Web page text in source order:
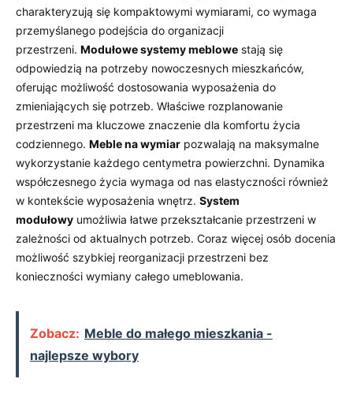
charakteryzują się kompaktowymi wymiarami, co wymaga
przemyślanego podejścia do organizacji
przestrzeni. Modułowe systemy meblowe stają się
odpowiedzią na potrzeby nowoczesnych mieszkańców,
oferując możliwość dostosowania wyposażenia do
zmieniających się potrzeb. Właściwe rozplanowanie
przestrzeni ma kluczowe znaczenie dla komfortu życia
codziennego. Meble na wymiar pozwalają na maksymalne
wykorzystanie każdego centymetra powierzchni. Dynamika
współczesnego życia wymaga od nas elastyczności również
w kontekście wyposażenia wnętrz. System
modułowy umożliwia łatwe przekształcanie przestrzeni w
zależności od aktualnych potrzeb. Coraz więcej osób docenia
możliwość szybkiej reorganizacji przestrzeni bez
konieczności wymiany całego umeblowania.
Zobacz: Meble do małego mieszkania -
najlepsze wybory